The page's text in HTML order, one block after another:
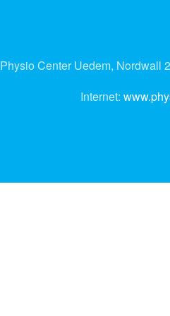
Physio Center Uedem,
Internet: